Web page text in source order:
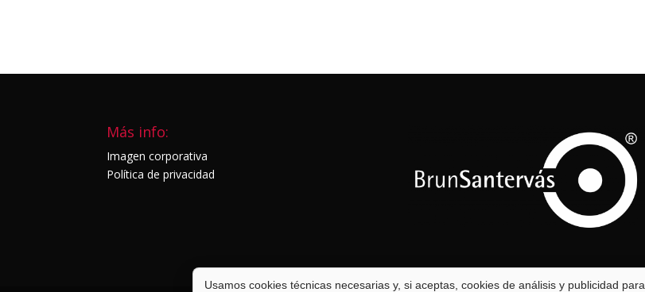
Más info:
Imagen corporativa
Política de privacidad
Usamos cookies técnicas necesarias y, si aceptas, cookies de análisis y publicidad para